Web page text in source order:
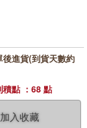
加入收藏
進貨(到貨天數約
積點 ：68 點